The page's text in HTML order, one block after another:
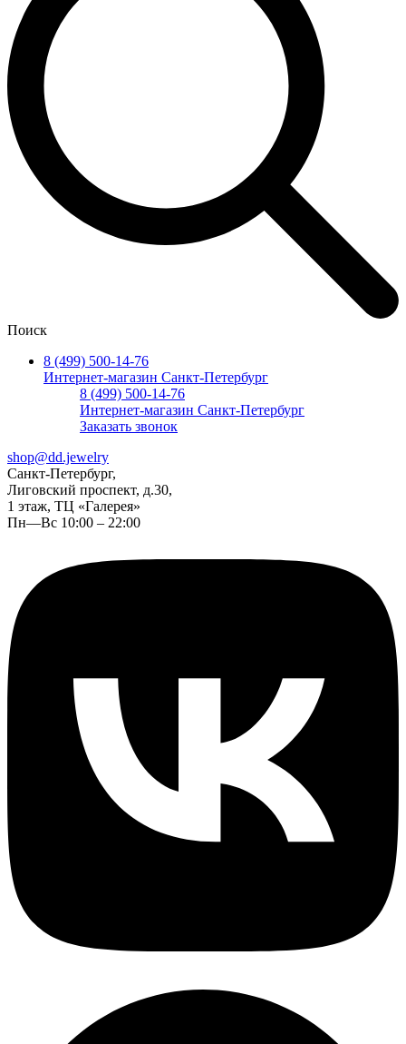
Поиск
8 (499) 500-14-76
Интернет-магазин Санкт-Петербург
8 (499) 500-14-76
Интернет-магазин Санкт-Петербург
Заказать звонок
shop@dd.jewelry
Санкт-Петербург,
Лиговский проспект, д.30,
1 этаж, ТЦ «Галерея»
Пн—Вс 10:00 – 22:00